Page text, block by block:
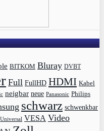
BITKOM Bluray DVBT
Full FullHD HDMI Kabel
neigbar neue Panasonic Philips
schwarz schwenkbar
Universal VESA Video